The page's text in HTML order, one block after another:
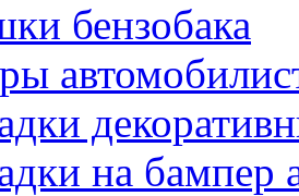
бензобака
на бампер